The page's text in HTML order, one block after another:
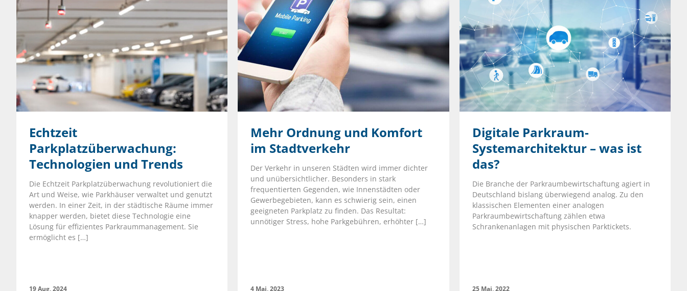
Echtzeit
Parkplatzüberwachung:
Technologien und Trends
Die Echtzeit Parkplatzüberwachung revolutioniert die
Art und Weise, wie Parkhäuser verwaltet und genutzt
werden. In einer Zeit, in der städtische Räume immer
knapper werden, bietet diese Technologie eine
Lösung für effizientes Parkraummanagement. Sie
ermöglicht es […]
19 Aug, 2024
Mehr Ordnung und Komfort
im Stadtverkehr
Der Verkehr in unseren Städten wird immer dichter
und unübersichtlicher. Besonders in stark
frequentierten Gegenden, wie Innenstädten oder
Gewerbegebieten, kann es schwierig sein, einen
geeigneten Parkplatz zu finden. Das Resultat:
unnötiger Stress, hohe Parkgebühren, erhöhter […]
4 Mai, 2023
Digitale Parkraum-
Systemarchitektur – was ist
das?
Die Branche der Parkraumbewirtschaftung agiert in
Deutschland bislang überwiegend analog. Zu den
klassischen Elementen einer analogen
Parkraumbewirtschaftung zählen etwa
Schrankenanlagen mit physischen Parktickets.
25 Mai, 2022